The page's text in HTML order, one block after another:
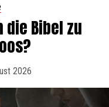
Bibel zu
2026